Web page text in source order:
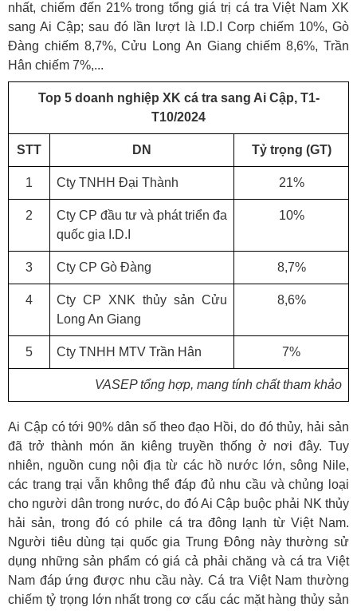
nhất, chiếm đến 21% trong tổng giá trị cá tra Việt Nam XK
sang Ai Cập; sau đó lần lượt là I.D.I Corp chiếm 10%, Gò
Đàng chiếm 8,7%, Cửu Long An Giang chiếm 8,6%, Trần
Hân chiếm 7%,...
Top 5 doanh nghiệp XK cá tra sang Ai Cập, T1-
T10/2024
STT DN Tỷ trọng (GT)
1 Cty TNHH Đại Thành 21%
2
Cty CP đầu tư và phát triển đa
quốc gia I.D.I
10%
3 Cty CP Gò Đàng 8,7%
4
Cty CP XNK thủy sản Cửu
Long An Giang
8,6%
5 Cty TNHH MTV Trần Hân 7%
VASEP tổng hợp, mang tính chất tham khảo
Ai Cập có tới 90% dân số theo đạo Hồi, do đó thủy, hải sản
đã trở thành món ăn kiêng truyền thống ở nơi đây. Tuy
nhiên, nguồn cung nội địa từ các hồ nước lớn, sông Nile,
các trang trại vẫn không thể đáp đủ nhu cầu và chủng loại
cho người dân trong nước, do đó Ai Cập buộc phải NK thủy
hải sản, trong đó có phile cá tra đông lạnh từ Việt Nam.
Người tiêu dùng tại quốc gia Trung Đông này thường sử
dụng những sản phẩm có giá cả phải chăng và cá tra Việt
Nam đáp ứng được nhu cầu này. Cá tra Việt Nam thường
chiếm tỷ trọng lớn nhất trong cơ cấu các mặt hàng thủy sản